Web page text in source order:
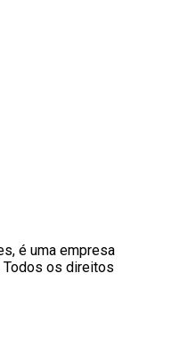
é uma empresa
Todos os direitos